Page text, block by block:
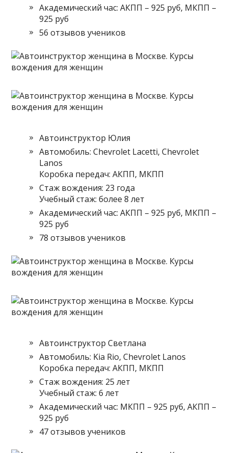
Академический час: АКПП – 925 руб, МКПП –
925 руб
56 отзывов учеников
Автоинструктор Юлия
Автомобиль: Chevrolet Lacetti, Chevrolet
Lanos
Коробка передач: АКПП, МКПП
Стаж вождения: 23 года
Учебный стаж: более 8 лет
Академический час: АКПП – 925 руб, МКПП –
925 руб
78 отзывов учеников
Автоинструктор Светлана
Автомобиль: Kia Rio, Chevrolet Lanos
Коробка передач: АКПП, МКПП
Стаж вождения: 25 лет
Учебный стаж: 6 лет
Академический час: МКПП – 925 руб, АКПП –
925 руб
47 отзывов учеников